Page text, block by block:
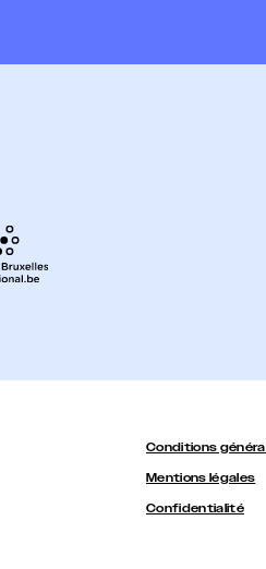
Conditions
Mentions légales
Confidentialité